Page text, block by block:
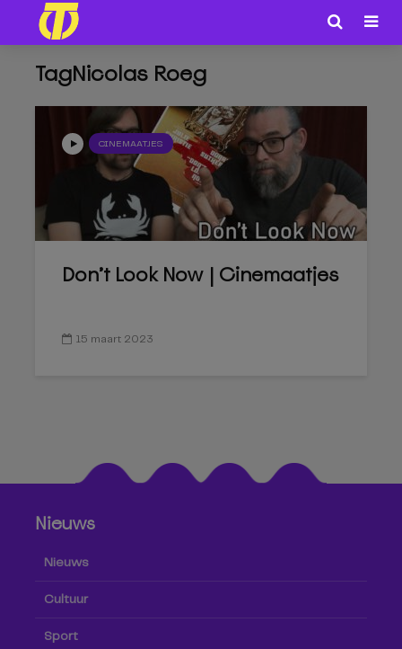
TagNicolas Roeg
CINEMAATJES
Don’t Look Now | Cinemaatjes
15 maart 2023
Nieuws
Nieuws
Cultuur
Sport